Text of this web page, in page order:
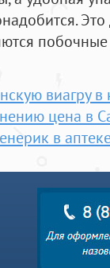
виагру в
цена в
в